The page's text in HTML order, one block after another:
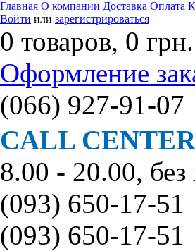
Главная О компании Доставка Оплата
Войти или зарегистрироваться
0 товаров, 0 грн.
Оформление
(066) 927-91-07
CALL CENTER
8.00 - 20.00,
(093) 650-17-51
(093) 650-17-51